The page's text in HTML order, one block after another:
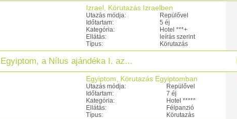
Izrael, Körutazás Izraelben
Utazás módja:
Repülővel
Időtartam:
5 éj
Kategória:
Hotel ***+
Ellátás:
leírás szerint
Típus:
Körutazás
Egyiptom, a Nílus ajándéka I. az...
Egyiptom, Körutazás Egyiptomban
Utazás módja:
Repülővel
Időtartam:
7 éj
Kategória:
Hotel *****
Ellátás:
Félpanzió
Típus:
Körutazás